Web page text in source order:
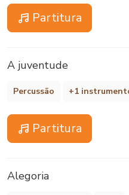
Partitura
A juventude
Percussão +1
Partitura
Alegoria